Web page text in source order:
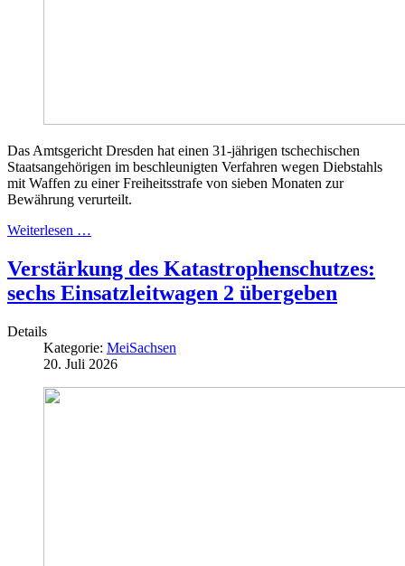
Das Amtsgericht Dresden hat einen 31-jährigen tschechischen
Staatsangehörigen im beschleunigten Verfahren wegen Diebstahls
mit Waffen zu einer Freiheitsstrafe von sieben Monaten zur
Bewährung verurteilt.
Weiterlesen …
Verstärkung des Katastrophenschutzes:
sechs Einsatzleitwagen 2 übergeben
Details
Kategorie: MeiSachsen
20. Juli 2026